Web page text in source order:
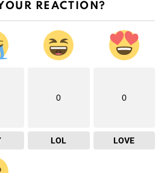
REACTION?
0
LOL
0
LOVE